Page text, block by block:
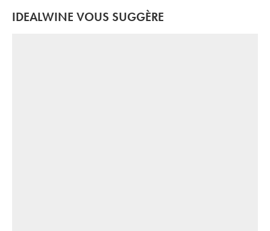
IDEALWINE VOUS SUGGÈRE